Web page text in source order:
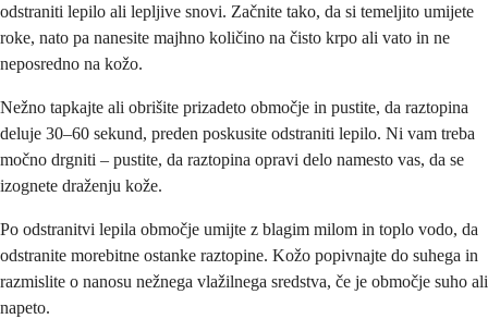
odstraniti lepilo ali lepljive snovi. Začnite tako, da si temeljito umijete
roke, nato pa nanesite majhno količino na čisto krpo ali vato in ne
neposredno na kožo.
Nežno tapkajte ali obrišite prizadeto območje in pustite, da raztopina
deluje 30–60 sekund, preden poskusite odstraniti lepilo. Ni vam treba
močno drgniti – pustite, da raztopina opravi delo namesto vas, da se
izognete draženju kože.
Po odstranitvi lepila območje umijte z blagim milom in toplo vodo, da
odstranite morebitne ostanke raztopine. Kožo popivnajte do suhega in
razmislite o nanosu nežnega vlažilnega sredstva, če je območje suho ali
napeto.